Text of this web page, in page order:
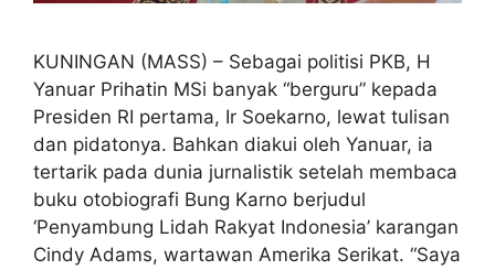
KUNINGAN (MASS) – Sebagai politisi PKB, H
Yanuar Prihatin MSi banyak “berguru” kepada
Presiden RI pertama, Ir Soekarno, lewat tulisan
dan pidatonya. Bahkan diakui oleh Yanuar, ia
tertarik pada dunia jurnalistik setelah membaca
buku otobiografi Bung Karno berjudul
‘Penyambung Lidah Rakyat Indonesia’ karangan
Cindy Adams, wartawan Amerika Serikat. “Saya